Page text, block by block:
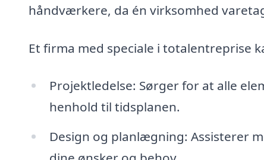
håndværkere, da én virksomhed
Et firma med speciale i totalentreprise
Projektledelse: Sørger for at alle
henhold til tidsplanen.
Design og planlægning: Assisterer